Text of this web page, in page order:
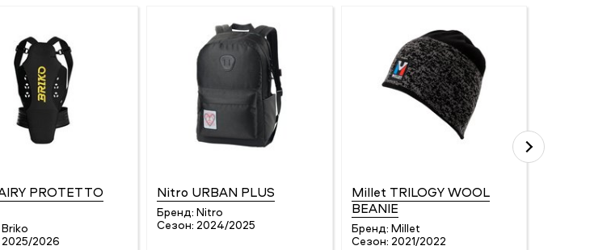
PROTETTO
Briko
2025/2026
Nitro URBAN PLUS
Бренд: Nitro
Сезон: 2024/2025
Millet TRILOGY WOOL
BEANIE
Бренд: Millet
Сезон: 2021/2022